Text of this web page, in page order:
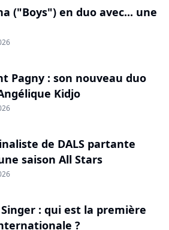
("Boys") en duo avec... une
Pagny : son nouveau duo
Kidjo
de DALS partante
saison All Stars
: qui est la première
?